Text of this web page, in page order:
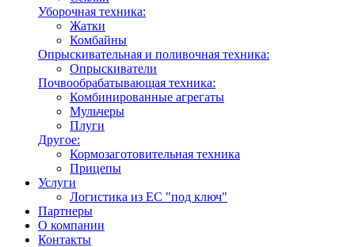
Уборочная техника:
Жатки
Комбайны
Опрыскивательная и поливочная техника:
Опрыскиватели
Почвообрабатывающая техника:
Комбинированные агрегаты
Мульчеры
Плуги
Другое:
Кормозаготовительная техника
Прицепы
Услуги
Логистика из ЕС "под ключ"
Партнеры
О компании
Контакты